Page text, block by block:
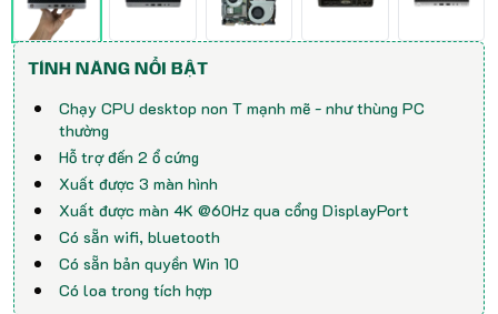
TÍNH NĂNG NỔI BẬT
Chạy CPU desktop non T mạnh mẽ - như thùng PC
thường
Hỗ trợ đến 2 ổ cứng
Xuất được 3 màn hình
Xuất được màn 4K @60Hz qua cổng DisplayPort
Có sẵn wifi, bluetooth
Có sẵn bản quyền Win 10
Có loa trong tích hợp